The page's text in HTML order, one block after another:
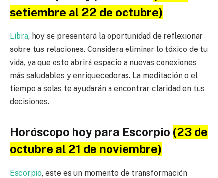
setiembre al 22 de octubre)
Libra, hoy se presentará la oportunidad de reflexionar
sobre tus relaciones. Considera eliminar lo tóxico de tu
vida, ya que esto abrirá espacio a nuevas conexiones
más saludables y enriquecedoras. La meditación o el
tiempo a solas te ayudarán a encontrar claridad en tus
decisiones.
Horóscopo hoy para Escorpio (23 de
octubre al 21 de noviembre)
Escorpio, este es un momento de transformación